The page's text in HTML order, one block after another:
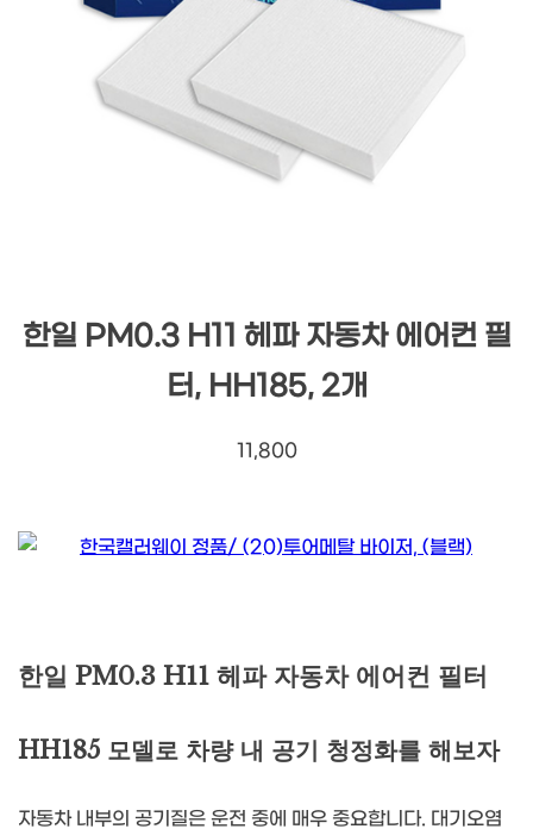
한일 PM0.3 H11 헤파 자동차 에어컨 필
터, HH185, 2개
11,800
한일 PM0.3 H11 헤파 자동차 에어컨 필터
HH185 모델로 차량 내 공기 청정화를 해보자
자동차 내부의 공기질은 운전 중에 매우 중요합니다. 대기오염